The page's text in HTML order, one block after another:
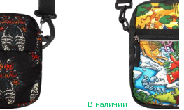
В наличии